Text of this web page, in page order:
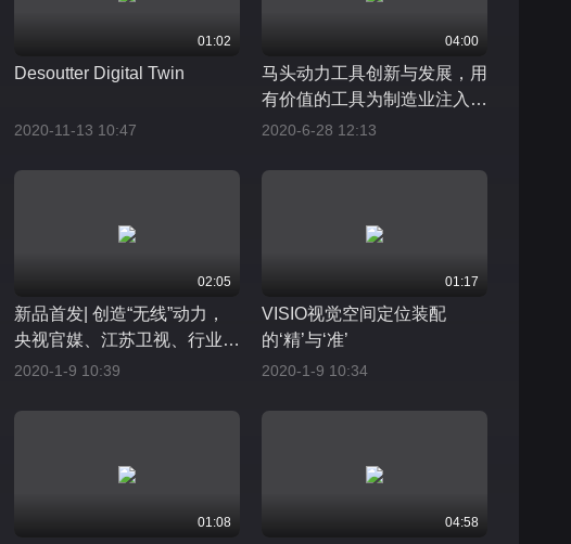
01:02
Desoutter Digital Twin
2020-11-13 10:47
04:00
马头动力工具创新与发展，用
有价值的工具为制造业注入活
力
2020-6-28 12:13
02:05
新品首发| 创造“无线”动力，
央视官媒、江苏卫视、行业大
咖纷纷pick马头展位！
2020-1-9 10:39
01:17
VISIO视觉空间定位装配
的‘精’与‘准’
2020-1-9 10:34
01:08 04:58